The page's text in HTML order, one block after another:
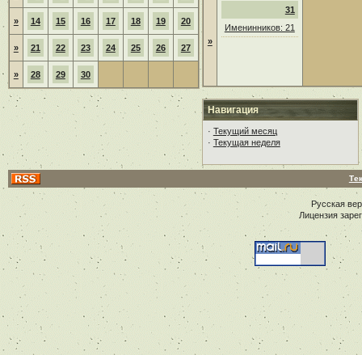
» 14 15 16 17 18 19 20
» 21 22 23 24 25 26 27
» 28 29 30
»
31
Именинников: 21
Навигация
· Текущий месяц
· Текущая неделя
Русская
Лицензия